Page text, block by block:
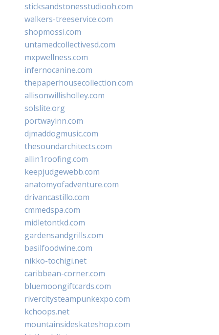
sticksandstonesstudiooh.com
walkers-treeservice.com
shopmossi.com
untamedcollectivesd.com
mxpwellness.com
infernocanine.com
thepaperhousecollection.com
allisonwillisholley.com
solslite.org
portwayinn.com
djmaddogmusic.com
thesoundarchitects.com
allin1roofing.com
keepjudgewebb.com
anatomyofadventure.com
drivancastillo.com
cmmedspa.com
midletontkd.com
gardensandgrills.com
basilfoodwine.com
nikko-tochigi.net
caribbean-corner.com
bluemoongiftcards.com
rivercitysteampunkexpo.com
kchoops.net
mountainsideskateshop.com